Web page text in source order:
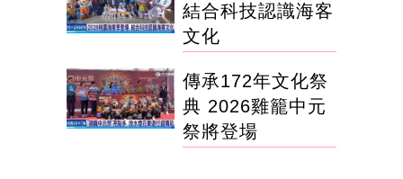
結合科技認識海客
文化
傳承172年文化祭
典 2026雞籠中元
祭將登場